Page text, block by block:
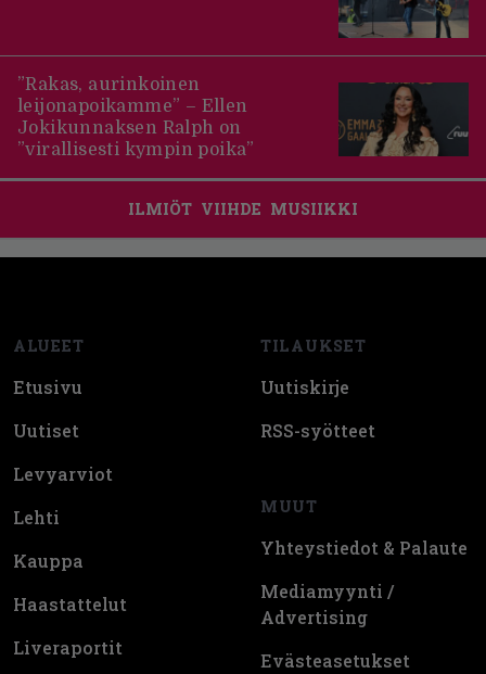
”Rakas, aurinkoinen
leijonapoikamme” – Ellen
Jokikunnaksen Ralph on
”virallisesti kympin poika”
ILMIÖT VIIHDE MUSIIKKI
ALUEET
Etusivu
Uutiset
Levyarviot
Lehti
Kauppa
Haastattelut
Liveraportit
TILAUKSET
Uutiskirje
RSS-syötteet
MUUT
Yhteystiedot & Palaute
Mediamyynti /
Advertising
Evästeasetukset